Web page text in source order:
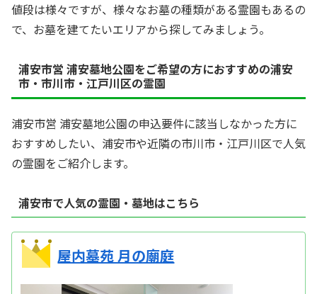
値段は様々ですが、様々なお墓の種類がある霊園もあるの
で、お墓を建てたいエリアから探してみましょう。
浦安市営 浦安墓地公園をご希望の方におすすめの浦安
市・市川市・江戸川区の霊園
浦安市営 浦安墓地公園の申込要件に該当しなかった方に
おすすめしたい、浦安市や近隣の市川市・江戸川区で人気
の霊園をご紹介します。
浦安市で人気の霊園・墓地はこちら
屋内墓苑 月の廟庭